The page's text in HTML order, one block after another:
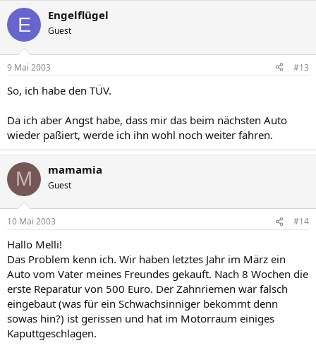
E Engelflügel
Guest
9 Mai 2003 #13
So, ich habe den TÜV.
Da ich aber Angst habe, dass mir das beim nächsten Auto
wieder paßiert, werde ich ihn wohl noch weiter fahren.
M mamamia
Guest
10 Mai 2003 #14
Hallo Melli!
Das Problem kenn ich. Wir haben letztes Jahr im März ein
Auto vom Vater meines Freundes gekauft. Nach 8 Wochen die
erste Reparatur von 500 Euro. Der Zahnriemen war falsch
eingebaut (was für ein Schwachsinniger bekommt denn
sowas hin?) ist gerissen und hat im Motorraum einiges
Kaputtgeschlagen.